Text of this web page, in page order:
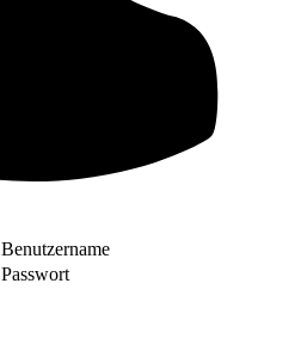
Benutzername
Passwort